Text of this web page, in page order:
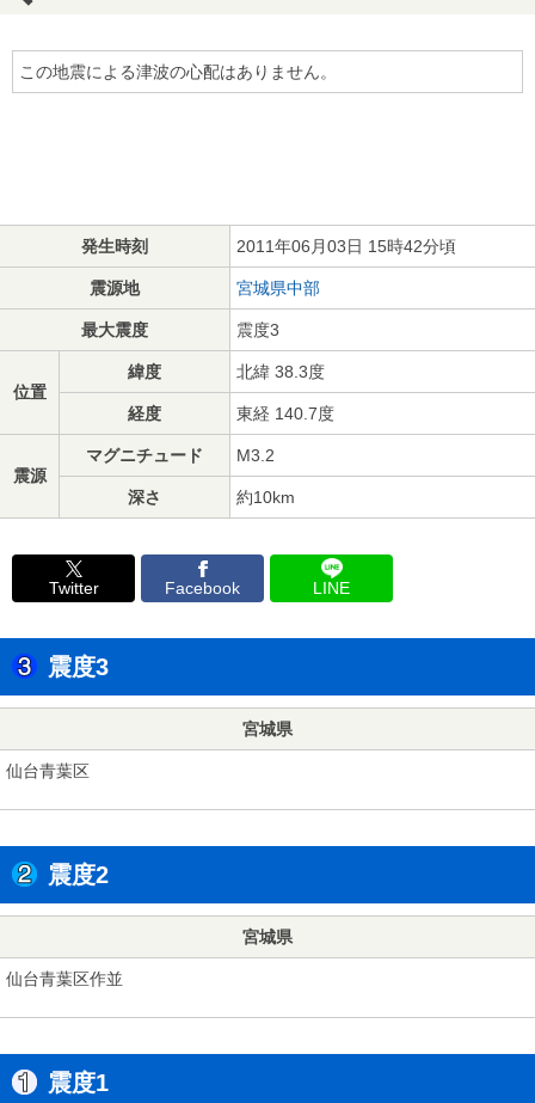
この地震による津波の心配はありません。
発生時刻 2011年06月03日 15時42分頃
震源地 宮城県中部
最大震度 震度3
位置
緯度 北緯 38.3度
経度 東経 140.7度
震源
マグニチュード M3.2
深さ 約10km
Twitter Facebook LINE
震度3
宮城県
仙台青葉区
震度2
宮城県
仙台青葉区作並
震度1